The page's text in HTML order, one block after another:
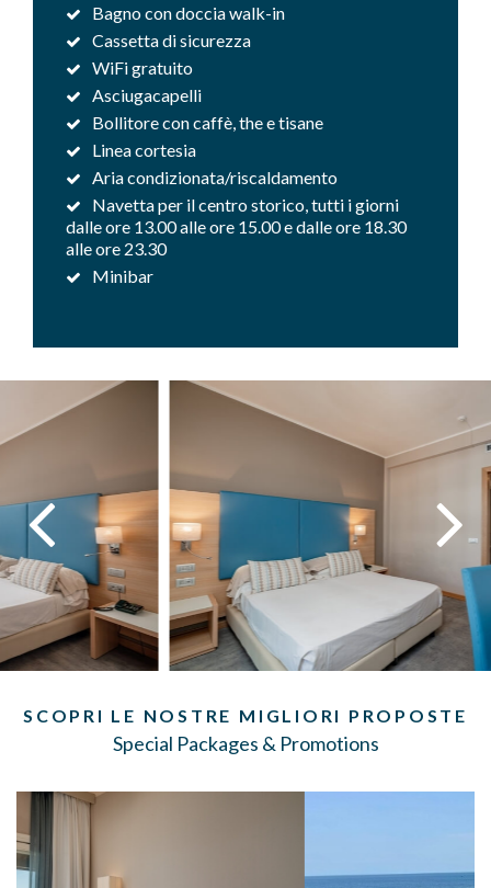
Bagno con doccia walk-in
Cassetta di sicurezza
WiFi gratuito
Asciugacapelli
Bollitore con caffè, the e tisane
Linea cortesia
Aria condizionata/riscaldamento
Navetta per il centro storico, tutti i giorni
dalle ore 13.00 alle ore 15.00 e dalle ore 18.30
alle ore 23.30
Minibar
SCOPRI LE NOSTRE MIGLIORI PROPOSTE
Special Packages & Promotions